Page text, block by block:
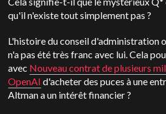
qu'il n'existe tout simplement pas ?
L'histoire du conseil d'administration
n'a pas été très franc avec lui. Cela
avec Nouveau contrat de plusieurs
OpenAI d'acheter des puces à une
Altman a un intérêt financier ?